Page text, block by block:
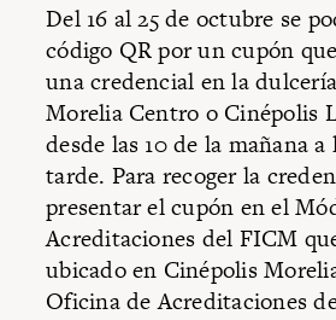
Del 16 al 25 de octubre se
código QR por un cupón
una credencial en la
Morelia Centro o Cinépolis
desde las 10 de la mañana a
tarde. Para recoger la
presentar el cupón en el
Acreditaciones del FICM
ubicado en Cinépolis
Oficina de Acreditaciones